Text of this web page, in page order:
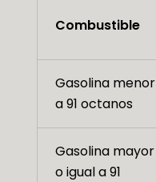
Combustible
Gasolina menor
a 91 octanos
Gasolina mayor
o igual a 91